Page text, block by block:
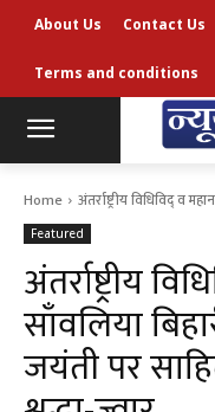
About Us Contact Us
Terms and conditions
Home अंतर्राष्ट्रीय विधिविद् व
Featured
अंतर्राष्ट्रीय
साँवलिया
जयंती पर